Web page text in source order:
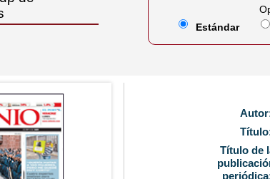
Estándar
Título de